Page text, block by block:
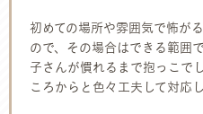
初めての場所や雰囲気で怖が
ので、その場合はできる範囲
子さんが慣れるまで抱っこで
ころからと色々工夫して対応し